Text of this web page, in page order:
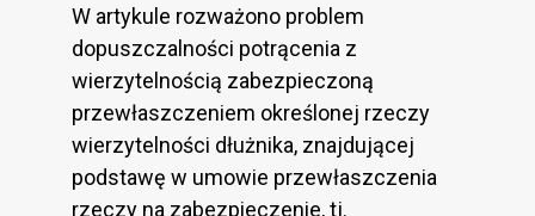
W artykule rozważono problem
dopuszczalności potrącenia z
wierzytelnością zabezpieczoną
przewłaszczeniem określonej rzeczy
wierzytelności dłużnika, znajdującej
podstawę w umowie przewłaszczenia
rzeczy na zabezpieczenie, tj.